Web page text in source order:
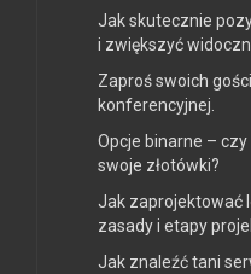
Jak skutecznie
i zwiększyć
Zaproś swoich
konferencyjnej.
Opcje binarne –
swoje złotówki?
Jak zaprojektować
zasady i etapy
Jak znaleźć tani